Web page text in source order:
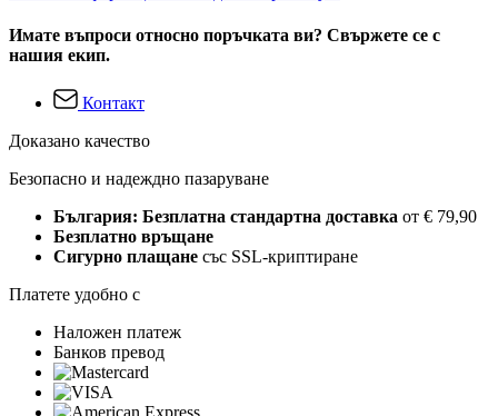
Имате въпроси относно поръчката ви? Свържете се с
нашия екип.
Контакт
Доказано качество
Безопасно и надеждно пазаруване
България: Безплатна стандартна доставка от € 79,90
Безплатно връщане
Сигурно плащане със SSL-криптиране
Платете удобно с
Наложен платеж
Банков превод